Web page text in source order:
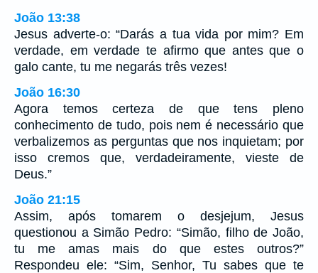
João 13:38
Jesus adverte-o: “Darás a tua vida por mim? Em
verdade, em verdade te afirmo que antes que o
galo cante, tu me negarás três vezes!
João 16:30
Agora temos certeza de que tens pleno
conhecimento de tudo, pois nem é necessário que
verbalizemos as perguntas que nos inquietam; por
isso cremos que, verdadeiramente, vieste de
Deus.”
João 21:15
Assim, após tomarem o desjejum, Jesus
questionou a Simão Pedro: “Simão, filho de João,
tu me amas mais do que estes outros?”
Respondeu ele: “Sim, Senhor, Tu sabes que te